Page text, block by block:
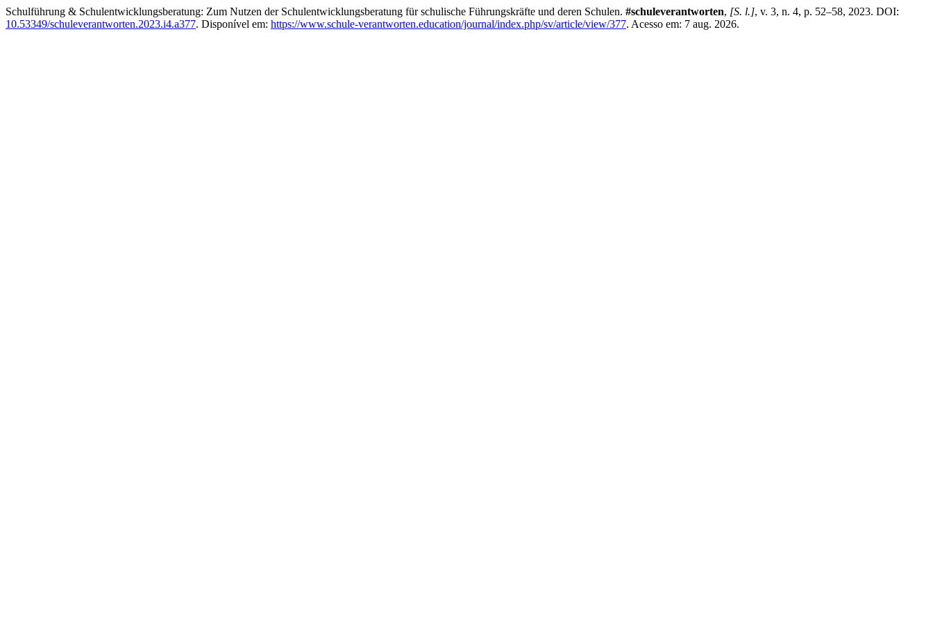
Schulführung & Schulentwicklungsberatung: Zum Nutzen der Schulentwicklungsberatung für schulische Führungskräfte und deren Schulen. #schuleverantworten, [S. l.], v. 3, n. 4, p. 52–58, 2023. DOI:
10.53349/schuleverantworten.2023.i4.a377. Disponível em: https://www.schule-verantworten.education/journal/index.php/sv/article/view/377. Acesso em: 7 aug. 2026.